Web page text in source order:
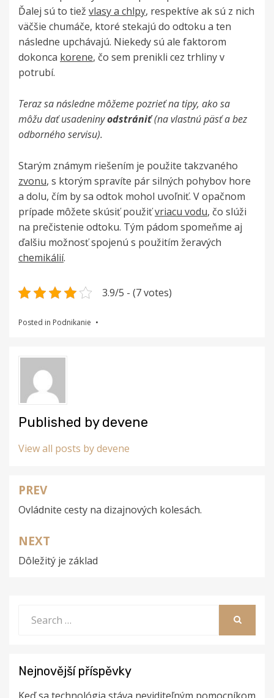
Ďalej sú to tiež vlasy a chlpy, respektíve ak sú z nich
väčšie chumáče, ktoré stekajú do odtoku a ten
následne upchávajú. Niekedy sú ale faktorom
dokonca korene, čo sem prenikli cez trhliny v
potrubí.
Teraz sa následne môžeme pozrieť na tipy, ako sa
môžu dať usadeninyodstrániť(na vlastnú päsť a bez
odborného servisu).
Starým známym riešením je použite takzvaného
zvonu, s ktorým spravíte pár silných pohybov hore
a dolu, čím by sa odtok mohol uvoľniť. V opačnom
prípade môžete skúsiť použiťvriacu vodu, čo slúži
na prečistenie odtoku. Tým pádom spomeňme aj
ďalšiu možnosť spojenú s použitím žeravých
chemikálií.
3.9/5 - (7 votes)
Posted in Podnikanie
Published bydevene
View all posts by devene
Navigace
pro
příspěvek
PREV
Ovládnite cesty na dizajnových kolesách.
NEXT
Dôležitý je základ
for:
Nejnovější příspěvky